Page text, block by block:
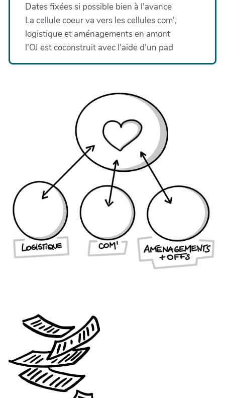
Dates fixées si possible bien à l'avance
La cellule coeur va vers les cellules com',
logistique et aménagements en amont
l'OJ est coconstruit avec l'aide d'un pad